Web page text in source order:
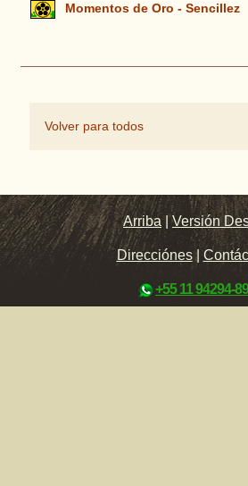
Momentos de Oro - Sencillez
Volver para todos
Arriba |Versión
Direcciónes|
+55 11 94294-